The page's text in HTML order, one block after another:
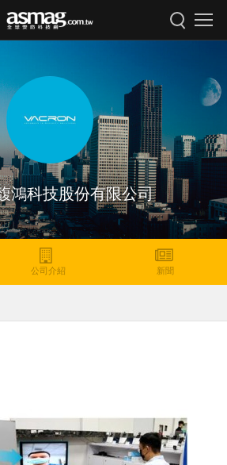
鴻科技股份有限公司
公司介紹 新聞